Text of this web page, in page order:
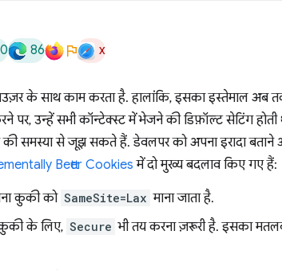
86 x
के साथ काम करता है. हालांकि, इसका इस्तेमाल अब
पर, उन्हें सभी कॉन्टेक्स्ट में भेजने की डिफ़ॉल्ट सेटिंग
समस्या से जूझ सकते हैं. डेवलपर को अपना इरादा बताने
Better Cookiesमें दो मुख्य बदलाव किए गए हैं:
कुकी को SameSite=Lax माना जाता है.
के लिए, Secure भी तय करना ज़रूरी है. इसका